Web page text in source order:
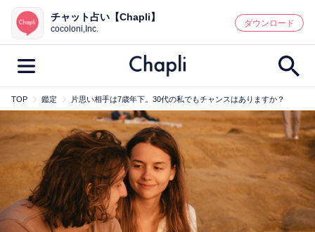
鑑定記事・占い師検索
最新記事一覧
人気記事一覧
カテゴリー別
鑑定 占い師 キャンペーン
チャット占い【Chapli】
cocoloni,Inc.
ダウンロード
TOP 鑑定 片思い相手は7歳年下。30代の私でもチャンスはありますか？